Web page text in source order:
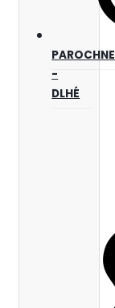
PAROCHNE
-
DLHÉ